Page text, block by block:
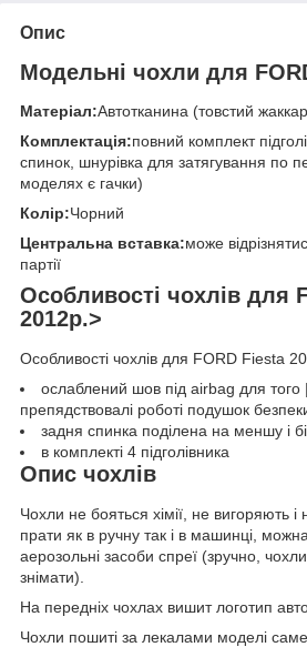
Опис
Модельні чохли для
Матеріал:Автотканина (товстий
Комплектація:повний комплект
спинок, шнурівка для затягування по
моделях є гачки)
Колір:Чорний
Центральна вставка:може
партії
Особливості чохлів для
2012р.>
Особливості чохлів для FORD Fiesta
ослаблений шов під airbag для
препядствовалі роботі подушок
задня спинка поділена на меншу і
в комплекті 4 підголівника
Опис чохлів
Чохли не бояться хімії, не вигоряють
прати як в ручну так і в машинці,
аерозольні засоби спреї (зручно,
знімати).
На передніх чохлах вишит логотип
Чохли пошиті за лекалами моделі